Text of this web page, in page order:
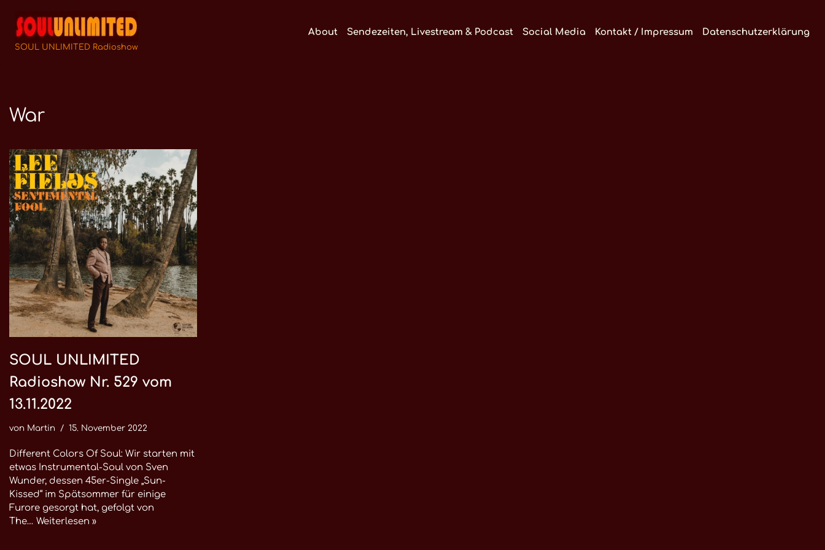
Zum
Inhalt
SOUL UNLIMITED Radioshow
About Sendezeiten, Livestream & Podcast Social Media Kontakt / Impressum Datenschutzerklärung
War
SOUL UNLIMITED
Radioshow Nr. 529 vom
13.11.2022
von Martin 15. November 2022
Different Colors Of Soul: Wir starten mit
etwas Instrumental-Soul von Sven
Wunder, dessen 45er-Single „Sun-
Kissed“ im Spätsommer für einige
Furore gesorgt hat, gefolgt von
The… Weiterlesen »